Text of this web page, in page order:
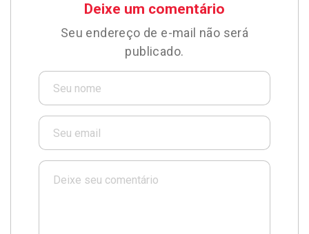
Deixe um comentário
Seu endereço de e-mail não será
publicado.